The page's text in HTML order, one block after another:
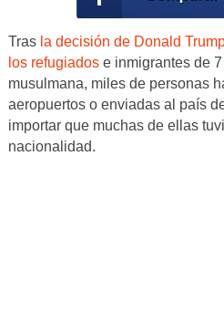
Tras la decisión de Donald
los refugiadose inmigrantes de
musulmana, miles de personas
aeropuertos o enviadas al país
importar que muchas de ellas
nacionalidad.